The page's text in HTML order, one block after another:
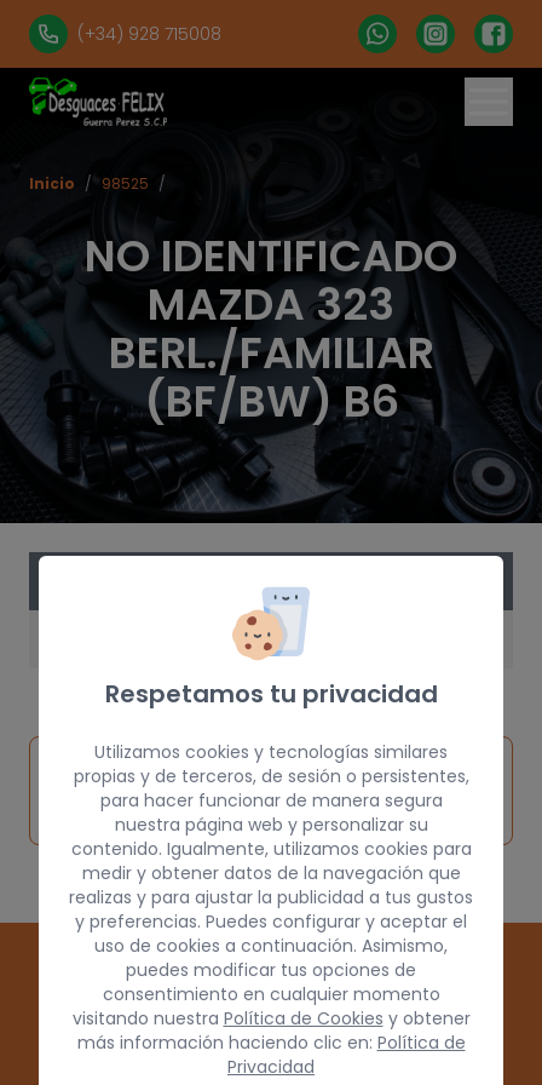
(+34) 928 715008
NO IDENTIFICADO
MAZDA 323
BERL./FAMILIAR
(BF/BW) B6
Inicio / 98525 /
Inspeccionar
vehículo de
origen
Solicitar
pieza
Consultar
por
Respetamos tu privacidad
Utilizamos cookies y tecnologías similares
propias y de terceros, de sesión o persistentes,
para hacer funcionar de manera segura
nuestra página web y personalizar su
contenido. Igualmente, utilizamos cookies para
medir y obtener datos de la navegación que
realizas y para ajustar la publicidad a tus gustos
y preferencias. Puedes configurar y aceptar el
uso de cookies a continuación. Asimismo,
puedes modificar tus opciones de
consentimiento en cualquier momento
visitando nuestra Política de Cookies y obtener
más información haciendo clic en: Política de
Privacidad